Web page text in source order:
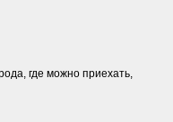
где можно приехать,